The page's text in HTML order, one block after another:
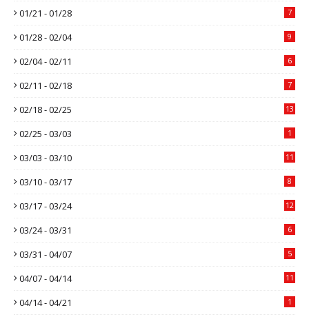
01/21 - 01/28 7
01/28 - 02/04 9
02/04 - 02/11 6
02/11 - 02/18 7
02/18 - 02/25 13
02/25 - 03/03 1
03/03 - 03/10 11
03/10 - 03/17 8
03/17 - 03/24 12
03/24 - 03/31 6
03/31 - 04/07 5
04/07 - 04/14 11
04/14 - 04/21 1